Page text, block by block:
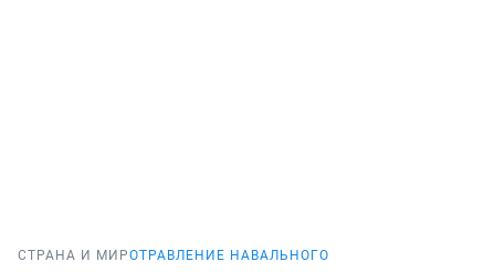
СТРАНА И МИРОТРАВЛЕНИЕ НАВАЛЬНОГО